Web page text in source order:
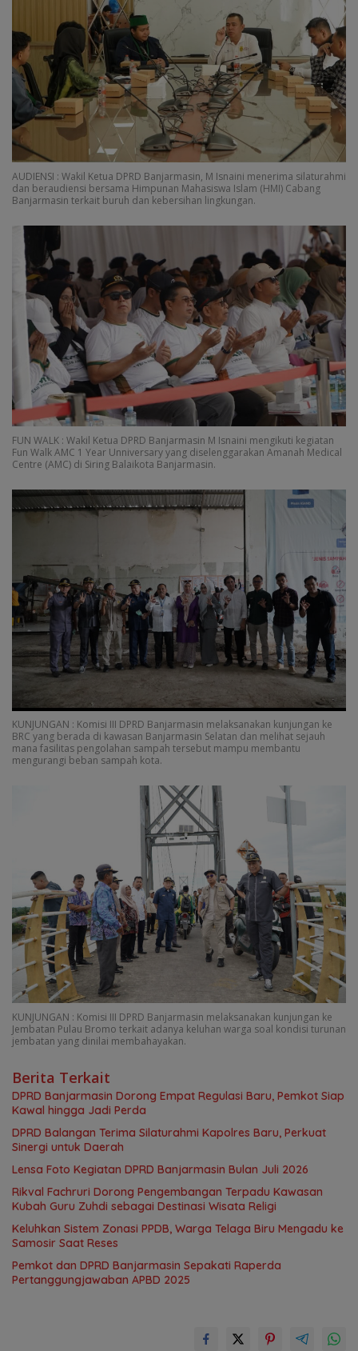
AUDIENSI : Wakil Ketua DPRD Banjarmasin, M Isnaini menerima silaturahmi
dan beraudiensi bersama Himpunan Mahasiswa Islam (HMI) Cabang
Banjarmasin terkait buruh dan kebersihan lingkungan.
FUN WALK : Wakil Ketua DPRD Banjarmasin M Isnaini mengikuti kegiatan
Fun Walk AMC 1 Year Unniversary yang diselenggarakan Amanah Medical
Centre (AMC) di Siring Balaikota Banjarmasin.
KUNJUNGAN : Komisi III DPRD Banjarmasin melaksanakan kunjungan ke
BRC yang berada di kawasan Banjarmasin Selatan dan melihat sejauh
mana fasilitas pengolahan sampah tersebut mampu membantu
mengurangi beban sampah kota.
KUNJUNGAN : Komisi III DPRD Banjarmasin melaksanakan kunjungan ke
Jembatan Pulau Bromo terkait adanya keluhan warga soal kondisi turunan
jembatan yang dinilai membahayakan.
Berita Terkait
DPRD Banjarmasin Dorong Empat Regulasi Baru, Pemkot Siap
Kawal hingga Jadi Perda
DPRD Balangan Terima Silaturahmi Kapolres Baru, Perkuat
Sinergi untuk Daerah
Lensa Foto Kegiatan DPRD Banjarmasin Bulan Juli 2026
Rikval Fachruri Dorong Pengembangan Terpadu Kawasan
Kubah Guru Zuhdi sebagai Destinasi Wisata Religi
Keluhkan Sistem Zonasi PPDB, Warga Telaga Biru Mengadu ke
Samosir Saat Reses
Pemkot dan DPRD Banjarmasin Sepakati Raperda
Pertanggungjawaban APBD 2025